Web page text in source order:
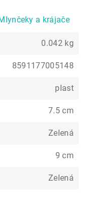
a krájače
0.042 kg
8591177005148
plast
7.5 cm
Zelená
9 cm
Zelená